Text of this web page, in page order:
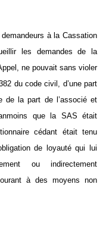
à la Cassation
les demandes de la
ne pouvait sans violer
du code civil, d’une part
de la part de l’associé et
que la SAS était
cédant était tenu
de loyauté qui lui
ou indirectement
à des moyens non